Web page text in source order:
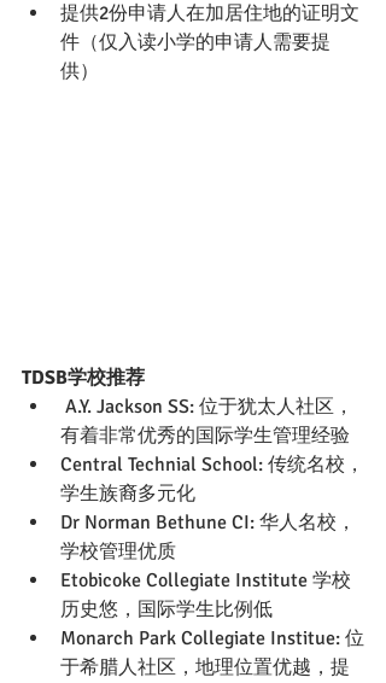
提供2份申请人在加居住地的证明文
件（仅入读小学的申请人需要提
供）
TDSB学校推荐
有着非常优秀的国际学生管理经验
Central Technial School: 传统名校，
学生族裔多元化
Dr Norman Bethune CI: 华人名校，
学校管理优质
Etobicoke Collegiate Institute 学校
历史悠，国际学生比例低
Monarch Park Collegiate Institue: 位
于希腊人社区，地理位置优越，提